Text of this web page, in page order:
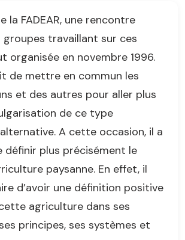
la FADEAR, une rencontre
groupes travaillant sur ces
organisée en novembre 1996.
de mettre en commun les
et des autres pour aller plus
de ce type
A cette occasion, il a
définir plus précisément le
paysanne. En effet, il
d’avoir une définition positive
agriculture dans ses
principes, ses systèmes et